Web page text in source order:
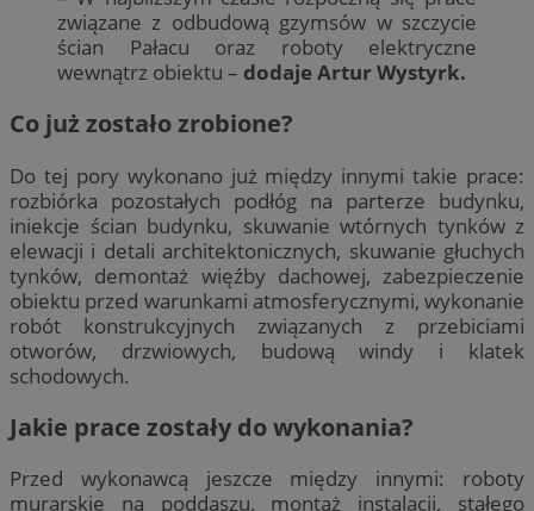
związane z odbudową gzymsów w szczycie
ścian Pałacu oraz roboty elektryczne
wewnątrz obiektu – dodaje Artur Wystyrk.
Co już zostało zrobione?
Do tej pory wykonano już między innymi takie prace:
rozbiórka pozostałych podłóg na parterze budynku,
iniekcje ścian budynku, skuwanie wtórnych tynków z
elewacji i detali architektonicznych, skuwanie głuchych
tynków, demontaż więźby dachowej, zabezpieczenie
obiektu przed warunkami atmosferycznymi, wykonanie
robót konstrukcyjnych związanych z przebiciami
otworów, drzwiowych, budową windy i klatek
schodowych.
Jakie prace zostały do wykonania?
Przed wykonawcą jeszcze między innymi: roboty
murarskie na poddaszu, montaż instalacji, stałego